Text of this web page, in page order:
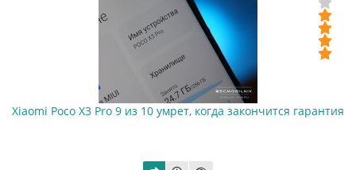
Xiaomi Poco X3 Pro 9 из 10 умрет, когда закончится гарантия